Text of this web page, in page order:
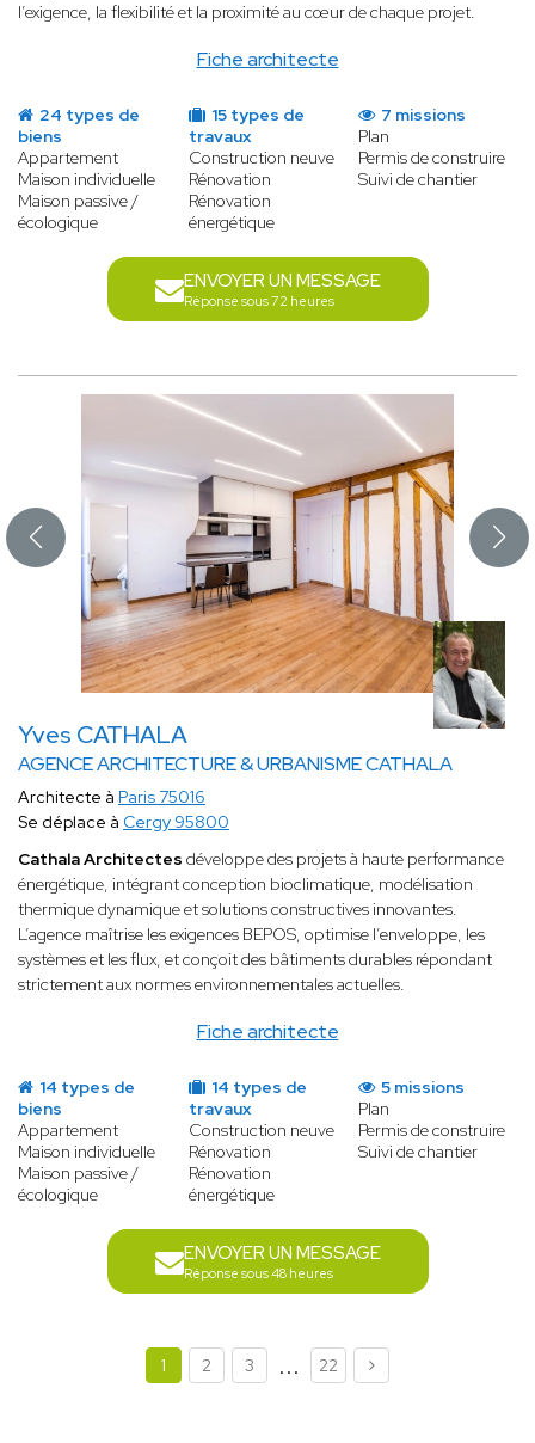
Fiche architecte
l’exigence, la flexibilité et la proximité au cœur de chaque projet.
24 types de
biens
Appartement
Maison individuelle
Maison passive /
écologique
15 types de
travaux
Construction neuve
Rénovation
Rénovation
énergétique
7 missions
Plan
Permis de construire
Suivi de chantier
ENVOYER UN MESSAGE
Réponse sous 72 heures
Yves CATHALA
AGENCE ARCHITECTURE & URBANISME CATHALA
Fiche architecte
Architecte à Paris 75016
Se déplace à Cergy 95800
Cathala Architectes développe des projets à haute performance
énergétique, intégrant conception bioclimatique, modélisation
thermique dynamique et solutions constructives innovantes.
L’agence maîtrise les exigences BEPOS, optimise l’enveloppe, les
systèmes et les flux, et conçoit des bâtiments durables répondant
strictement aux normes environnementales actuelles.
14 types de
biens
Appartement
Maison individuelle
Maison passive /
écologique
14 types de
travaux
Construction neuve
Rénovation
Rénovation
énergétique
5 missions
Plan
Permis de construire
Suivi de chantier
ENVOYER UN MESSAGE
Réponse sous 48 heures
1 2 3 ... 22